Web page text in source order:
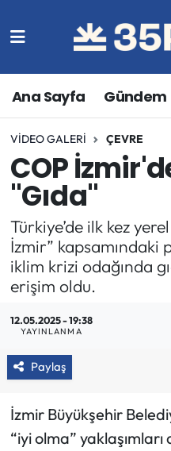
Ana Sayfa Gündem
VIDEO GALERI ÇEVRE
COP
"Gıda"
Türkiye’de ilk kez
İzmir” kapsamındaki
iklim krizi odağında
erişim oldu.
12.05.2025 - 19:38
YAYINLANMA
Paylaş
İzmir Büyükşehir
“iyi olma”